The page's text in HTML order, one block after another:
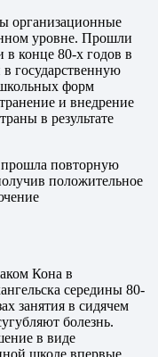
организационные
уровне. Прошли
конце 80-х годов в
государственную
форм
и внедрение
в результате
прошла повторную
положительное
Кона в
середины 80-
занятия в сидячем
болезнь.
в виде
школе впервые